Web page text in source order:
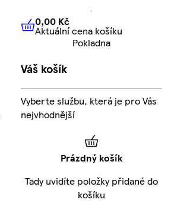
0,00 KčAktuální cena košíku
0,00 Kč
Aktuální cena košíku
Pokladna
Váš košík
Vyberte službu, která je pro Vás
nejvhodnější
Prázdný košík
Tady uvidíte položky přidané do
košíku